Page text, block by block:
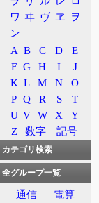
施設情報
設備
施設
下り
設備
施設
特徴
SA名
食
前後の施設
ワ ヰ ヴ ヱ
ヲ
ン
A B C D
E
F G H I
J
K L M N
O
P Q R S
T
U V W X
Y
Z
数字 記号
カテゴリ検索
全グループ一覧
通信
電算